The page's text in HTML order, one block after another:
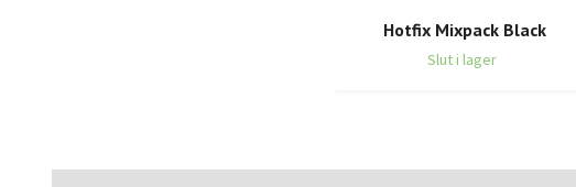
Hotfix Mixpack Black
Slut i lager